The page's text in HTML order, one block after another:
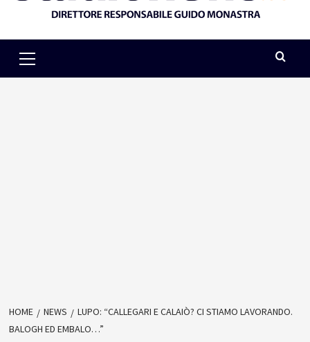
Menu
HOME NEWS
LUPO: “CALLEGARI E CALAIÒ? CI STIAMO LAVORANDO.
BALOGH ED EMBALO…”